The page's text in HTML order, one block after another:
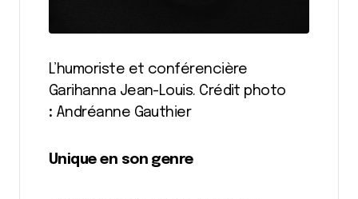
L’humoriste et conférencière
Garihanna Jean-Louis. Crédit photo
: Andréanne Gauthier
Unique en son genre